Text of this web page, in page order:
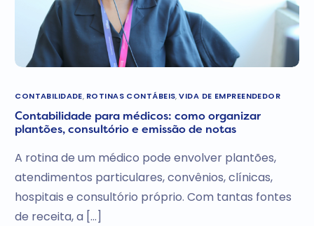
CONTABILIDADE, ROTINAS CONTÁBEIS,VIDA DE EMPREENDEDOR
Contabilidade para médicos: como organizar
plantões, consultório e emissão de notas
A rotina de um médico pode envolver plantões,
atendimentos particulares, convênios, clínicas,
hospitais e consultório próprio. Com tantas fontes
de receita, a […]